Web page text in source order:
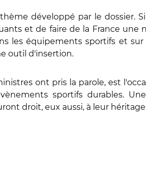
développé par le dossier.
et de faire de la France une
les équipements sportifs et
outil d'insertion.
ont pris la parole, est
sportifs durables.
droit, eux aussi, à leur